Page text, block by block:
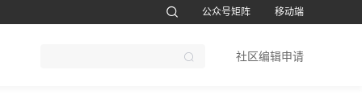
公众号矩阵 移动端
社区编辑申请